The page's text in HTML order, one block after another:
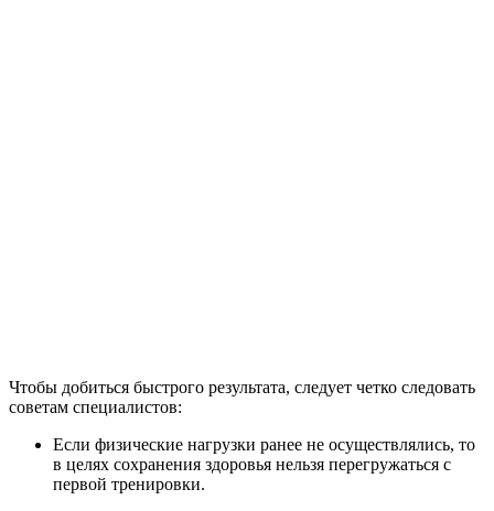
Чтобы добиться быстрого результата, следует четко следовать
советам специалистов:
Если физические нагрузки ранее не осуществлялись, то
в целях сохранения здоровья нельзя перегружаться с
первой тренировки.